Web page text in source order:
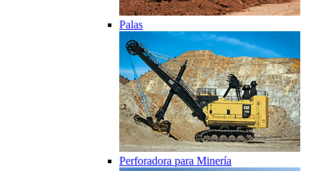
Palas
Perforadora para Minería